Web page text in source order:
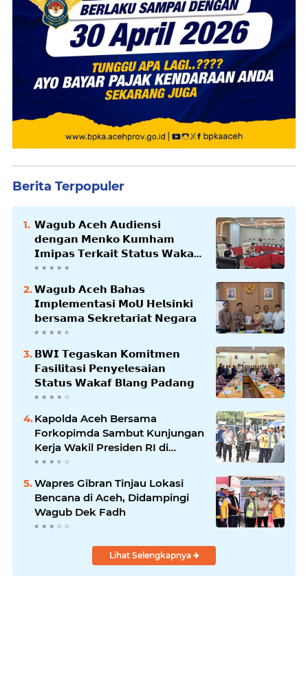
Berita Terpopuler
𝗪𝗮𝗴𝘂𝗯 𝗔𝗰𝗲𝗵 𝗔𝘂𝗱𝗶𝗲𝗻𝘀𝗶
𝗱𝗲𝗻𝗴𝗮𝗻 𝗠𝗲𝗻𝗸𝗼 𝗞𝘂𝗺𝗵𝗮𝗺
𝗜𝗺𝗶𝗽𝗮𝘀 𝗧𝗲𝗿𝗸𝗮𝗶𝘁 𝗦𝘁𝗮𝘁𝘂𝘀 𝗪𝗮𝗸𝗮𝗳
𝗕𝗹𝗮𝗻𝗴𝗽𝗮𝗱𝗮𝗻𝗴
𝗪𝗮𝗴𝘂𝗯 𝗔𝗰𝗲𝗵 𝗕𝗮𝗵𝗮𝘀
𝗜𝗺𝗽𝗹𝗲𝗺𝗲𝗻𝘁𝗮𝘀𝗶 𝗠𝗼𝗨 𝗛𝗲𝗹𝘀𝗶𝗻𝗸𝗶
𝗯𝗲𝗿𝘀𝗮𝗺𝗮 𝗦𝗲𝗸𝗿𝗲𝘁𝗮𝗿𝗶𝗮𝘁 𝗡𝗲𝗴𝗮𝗿𝗮
𝗕𝗪𝗜 𝗧𝗲𝗴𝗮𝘀𝗸𝗮𝗻 𝗞𝗼𝗺𝗶𝘁𝗺𝗲𝗻
𝗙𝗮𝘀𝗶𝗹𝗶𝘁𝗮𝘀𝗶 𝗣𝗲𝗻𝘆𝗲𝗹𝗲𝘀𝗮𝗶𝗮𝗻
𝗦𝘁𝗮𝘁𝘂𝘀 𝗪𝗮𝗸𝗮𝗳 𝗕𝗹𝗮𝗻𝗴 𝗣𝗮𝗱𝗮𝗻𝗴
Kapolda Aceh Bersama
Forkopimda Sambut Kunjungan
Kerja Wakil Presiden RI di
Kabupaten Bireuen
Wapres Gibran Tinjau Lokasi
Bencana di Aceh, Didampingi
Wagub Dek Fadh
Lihat Selengkapnya